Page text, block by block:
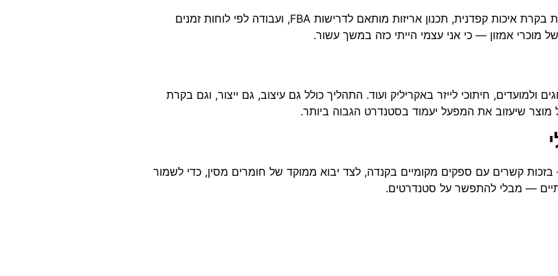
בשנה וחצי האחרונות הצלחתי לפתח מתודולוגיות ייצור ממוקדות אמזון — הכוללות בקרת איכות קפדנית, תכנון אריזות מותאם לדרישות FBA, ועבודה לפי לוחות זמנים
מוכרי אמזון — כי אני עצמי הייתי כזה במשך עשור.
ולמועדים, חיתוכי לייזר באקריליק ועוד. התהליך כולל גם עיצוב, גם ייצור, וגם בקרת
מוצר שיעזוב את המפעל יעמוד בסטנדרט הגבוה ביותר.
קשרים עם ספקים מקומיים בקנדה, לצד יבוא ממוקד של חומרים מסין, כדי לשמור
— מבלי להתפשר על סטנדרטים.